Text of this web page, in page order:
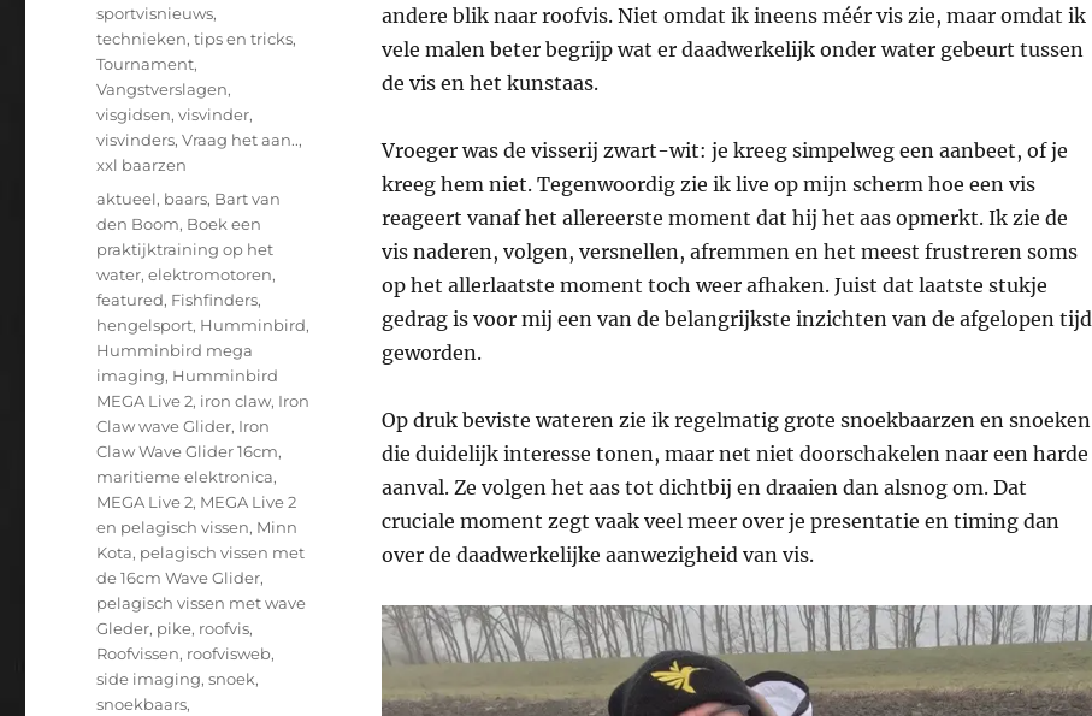
andere blik naar roofvis. Niet omdat ik ineens méér vis zie, maar omdat ik
vele malen beter begrijp wat er daadwerkelijk onder water gebeurt tussen
de vis en het kunstaas.
Vroeger was de visserij zwart-wit: je kreeg simpelweg een aanbeet, of je
kreeg hem niet. Tegenwoordig zie ik live op mijn scherm hoe een vis
reageert vanaf het allereerste moment dat hij het aas opmerkt. Ik zie de
vis naderen, volgen, versnellen, afremmen en het meest frustreren soms
op het allerlaatste moment toch weer afhaken. Juist dat laatste stukje
gedrag is voor mij een van de belangrijkste inzichten van de afgelopen tijd
geworden.
Op druk beviste wateren zie ik regelmatig grote snoekbaarzen en snoeken
die duidelijk interesse tonen, maar net niet doorschakelen naar een harde
aanval. Ze volgen het aas tot dichtbij en draaien dan alsnog om. Dat
cruciale moment zegt vaak veel meer over je presentatie en timing dan
over de daadwerkelijke aanwezigheid van vis.
sportvisnieuws,
technieken,tips en tricks,
Tournament,
Vangstverslagen,
visgidsen,visvinder,
visvinders,Vraag het aan..,
xxl baarzen
Tags
aktueel, baars, Bart van
den Boom, Boek een
praktijktraining op het
water,elektromotoren,
featured, Fishfinders,
hengelsport, Humminbird,
Humminbird mega
imaging, Humminbird
MEGA Live 2, iron claw, Iron
Claw wave Glider, Iron
Claw Wave Glider 16cm,
maritieme elektronica,
MEGA Live 2, MEGA Live 2
en pelagisch vissen, Minn
Kota, pelagisch vissen met
de 16cm Wave Glider,
pelagisch vissen met wave
Gleder, pike, roofvis,
Roofvissen, roofvisweb,
side imaging,snoek,
snoekbaars,